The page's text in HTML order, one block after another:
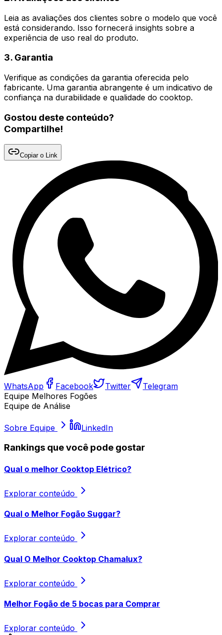
Leia as avaliações dos clientes sobre o modelo que você
está considerando. Isso fornecerá insights sobre a
experiência de uso real do produto.
3. Garantia
Verifique as condições da garantia oferecida pelo
fabricante. Uma garantia abrangente é um indicativo de
confiança na durabilidade e qualidade do cooktop.
Gostou deste conteúdo?
Compartilhe!
Copiar o Link
WhatsApp Facebook Twitter
Telegram
Equipe Melhores Fogões
Equipe de Análise
Sobre Equipe LinkedIn
Rankings que você pode gostar
Qual o melhor Cooktop Elétrico?
Explorar conteúdo
Qual o Melhor Fogão Suggar?
Explorar conteúdo
Qual O Melhor Cooktop Chamalux?​
Explorar conteúdo
Melhor Fogão de 5 bocas para Comprar
Explorar conteúdo